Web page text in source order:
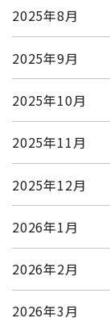
2025年8月
2025年9月
2025年10月
2025年11月
2025年12月
2026年1月
2026年2月
2026年3月